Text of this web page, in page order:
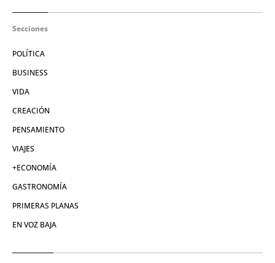
Secciones
POLÍTICA
BUSINESS
VIDA
CREACIÓN
PENSAMIENTO
VIAJES
+ECONOMÍA
GASTRONOMÍA
PRIMERAS PLANAS
EN VOZ BAJA